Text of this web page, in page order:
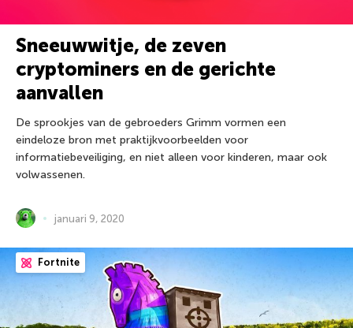
Sneeuwwitje, de zeven
cryptominers en de gerichte
aanvallen
De sprookjes van de gebroeders Grimm vormen een
eindeloze bron met praktijkvoorbeelden voor
informatiebeveiliging, en niet alleen voor kinderen, maar ook
volwassenen.
januari 9, 2020
Fortnite